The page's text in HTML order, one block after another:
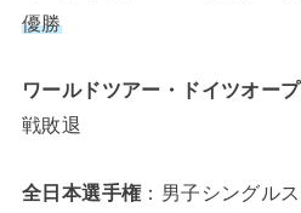
優勝
ワールドツアー・ドイツオー
戦敗退
全日本選手権：男子シングル